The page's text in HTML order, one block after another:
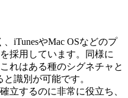
iTunesやMac OSなどのプ
採用しています。同様に
れはある種のシグネチャと
識別が可能です。
立するのに非常に役立ち、